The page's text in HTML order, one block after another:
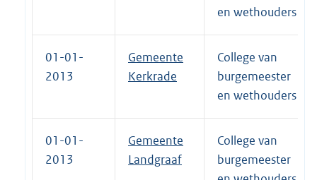
en wethouders
01-01-
2013
Gemeente
Kerkrade
College van
burgemeester
en wethouders
01-01-
2013
Gemeente
Landgraaf
College van
burgemeester